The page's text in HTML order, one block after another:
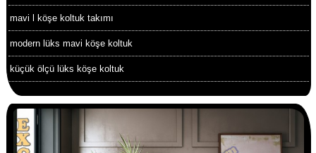
mavi l köşe koltuk takımı
modern lüks mavi köşe koltuk
küçük ölçü lüks köşe koltuk